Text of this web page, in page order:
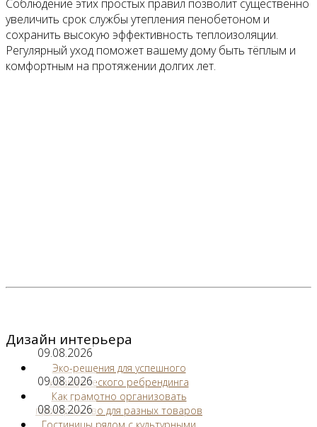
Соблюдение этих простых правил позволит существенно
увеличить срок службы утепления пенобетоном и
сохранить высокую эффективность теплоизоляции.
Регулярный уход поможет вашему дому быть тёплым и
комфортным на протяжении долгих лет.
Дизайн интерьера
09.08.2026
Эко-решения для успешного
коммерческого ребрендинга
09.08.2026
Как грамотно организовать
пространство для разных товаров
08.08.2026
Гостиницы рядом с культурными